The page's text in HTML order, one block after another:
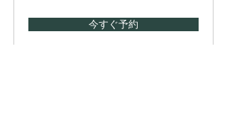
今すぐ予約